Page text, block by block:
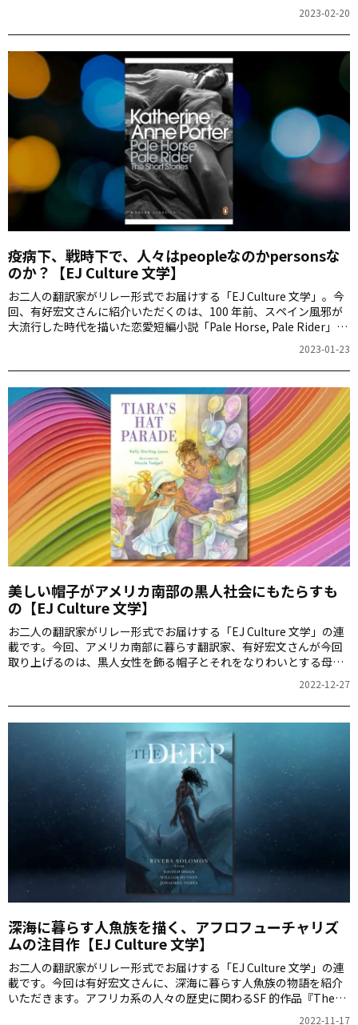
2023-02-20
疫病下、戦時下で、人々はpeopleなのかpersonsな
のか？【EJ Culture 文学】
お二人の翻訳家がリレー形式でお届けする「EJ Culture 文学」。今
回、有好宏文さんに紹介いただくのは、100 年前、スペイン風邪が
大流行した時代を描いた恋愛短編小説「Pale Horse, Pale Rider」
2023-01-23
美しい帽子がアメリカ南部の黒人社会にもたらすも
の【EJ Culture 文学】
お二人の翻訳家がリレー形式でお届けする「EJ Culture 文学」の連
載です。今回、アメリカ南部に暮らす翻訳家、有好宏文さんが今回
取り上げるのは、黒人女性を飾る帽子とそれをなりわいとする母子
2022-12-27
深海に暮らす人魚族を描く、アフロフューチャリズ
ムの注目作【EJ Culture 文学】
お二人の翻訳家がリレー形式でお届けする「EJ Culture 文学」の連
載です。今回は有好宏文さんに、深海に暮らす人魚族の物語を紹介
いただきます。アフリカ系の人々の歴史に関わるSF 的作品『The
2022-11-17